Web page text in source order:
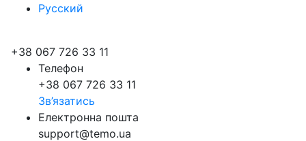
Русский
+38 067 726 33 11
Телефон
+38 067 726 33 11
Зв’язатись
Електронна пошта
support@temo.ua